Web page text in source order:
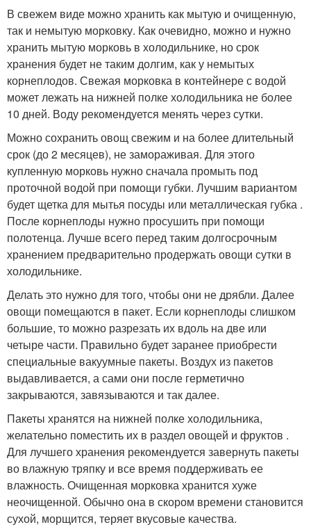
В свежем виде можно хранить как мытую и очищенную,
так и немытую морковку. Как очевидно, можно и нужно
хранить мытую морковь в холодильнике, но срок
хранения будет не таким долгим, как у немытых
корнеплодов. Свежая морковка в контейнере с водой
может лежать на нижней полке холодильника не более
10 дней. Воду рекомендуется менять через сутки.
Можно сохранить овощ свежим и на более длительный
срок (до 2 месяцев), не замораживая. Для этого
купленную морковь нужно сначала промыть под
проточной водой при помощи губки. Лучшим вариантом
будет щетка для мытья посуды или металлическая губка .
После корнеплоды нужно просушить при помощи
полотенца. Лучше всего перед таким долгосрочным
хранением предварительно продержать овощи сутки в
холодильнике.
Делать это нужно для того, чтобы они не дрябли. Далее
овощи помещаются в пакет. Если корнеплоды слишком
большие, то можно разрезать их вдоль на две или
четыре части. Правильно будет заранее приобрести
специальные вакуумные пакеты. Воздух из пакетов
выдавливается, а сами они после герметично
закрываются, завязываются и так далее.
Пакеты хранятся на нижней полке холодильника,
желательно поместить их в раздел овощей и фруктов .
Для лучшего хранения рекомендуется завернуть пакеты
во влажную тряпку и все время поддерживать ее
влажность. Очищенная морковка хранится хуже
неочищенной. Обычно она в скором времени становится
сухой, морщится, теряет вкусовые качества.